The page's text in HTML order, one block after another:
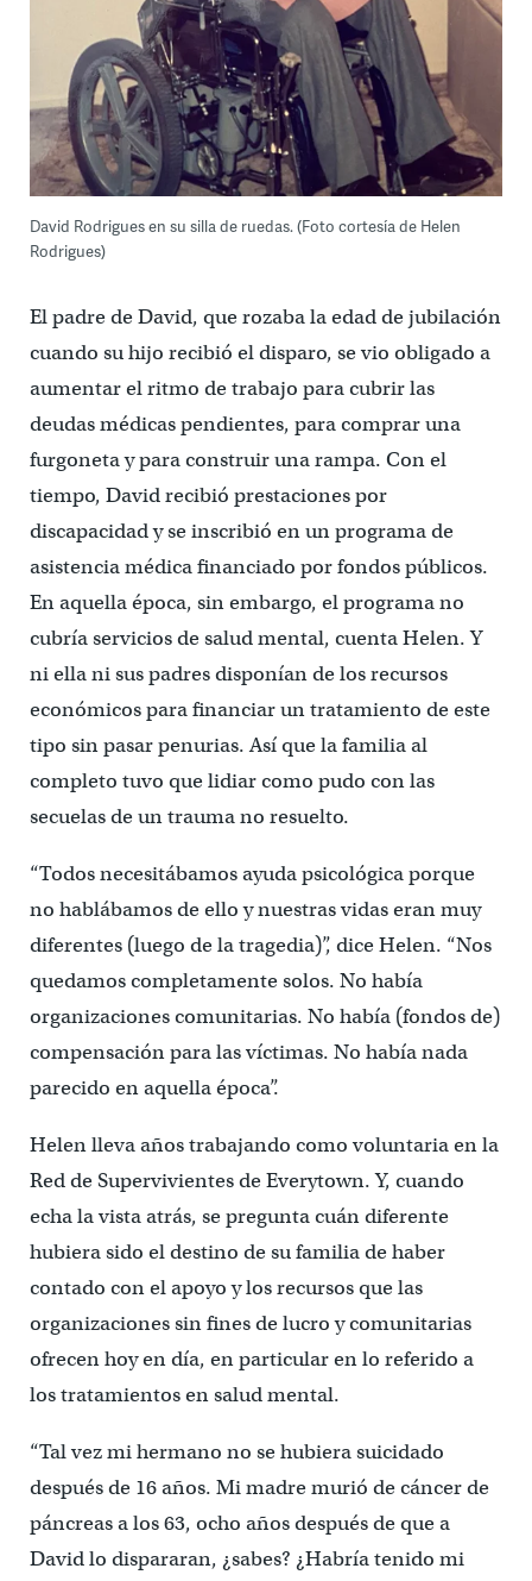
David Rodrigues en su silla de ruedas. (Foto cortesía de Helen
Rodrigues)
El padre de David, que rozaba la edad de jubilación
cuando su hijo recibió el disparo, se vio obligado a
aumentar el ritmo de trabajo para cubrir las
deudas médicas pendientes, para comprar una
furgoneta y para construir una rampa. Con el
tiempo, David recibió prestaciones por
discapacidad y se inscribió en un programa de
asistencia médica financiado por fondos públicos.
En aquella época, sin embargo, el programa no
cubría servicios de salud mental, cuenta Helen. Y
ni ella ni sus padres disponían de los recursos
económicos para financiar un tratamiento de este
tipo sin pasar penurias. Así que la familia al
completo tuvo que lidiar como pudo con las
secuelas de un trauma no resuelto.
“Todos necesitábamos ayuda psicológica porque
no hablábamos de ello y nuestras vidas eran muy
diferentes (luego de la tragedia)”, dice Helen. “Nos
quedamos completamente solos. No había
organizaciones comunitarias. No había (fondos de)
compensación para las víctimas. No había nada
parecido en aquella época”.
Helen lleva años trabajando como voluntaria en la
Red de Supervivientes de Everytown. Y, cuando
echa la vista atrás, se pregunta cuán diferente
hubiera sido el destino de su familia de haber
contado con el apoyo y los recursos que las
organizaciones sin fines de lucro y comunitarias
ofrecen hoy en día, en particular en lo referido a
los tratamientos en salud mental.
“Tal vez mi hermano no se hubiera suicidado
después de 16 años. Mi madre murió de cáncer de
páncreas a los 63, ocho años después de que a
David lo dispararan, ¿sabes? ¿Habría tenido mi